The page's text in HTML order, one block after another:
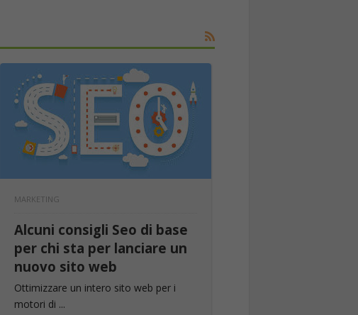
MARKETING
Alcuni consigli Seo di base
per chi sta per lanciare un
nuovo sito web
Ottimizzare un intero sito web per i
motori di ...